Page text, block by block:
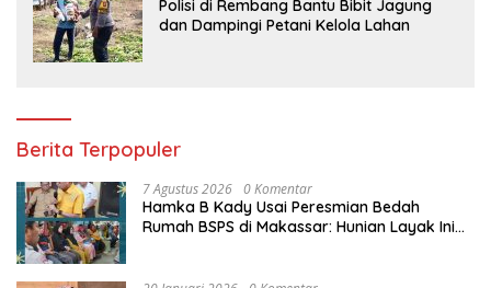
Polisi di Rembang Bantu Bibit Jagung
dan Dampingi Petani Kelola Lahan
Berita Terpopuler
7 Agustus 2026 0 Komentar
Hamka B Kady Usai Peresmian Bedah
Rumah BSPS di Makassar: Hunian Layak Ini